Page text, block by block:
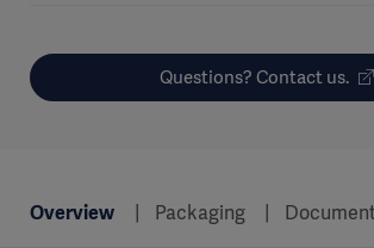
Questions? Contact us.
Overview Packaging